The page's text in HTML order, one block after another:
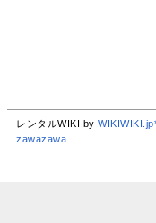
レンタルWIKI by
zawazawa